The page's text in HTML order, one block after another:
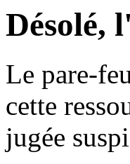
Désolé,
Le pare-
cette
jugée